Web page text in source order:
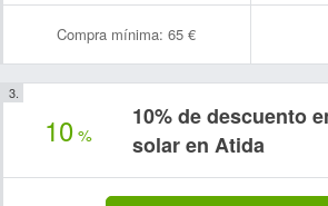
Compra mínima: 65 €
10 %
10% de descuento
solar en Atida